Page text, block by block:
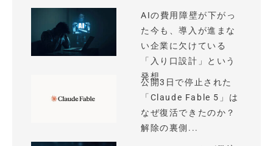
AIの費用障壁が下がっ
た今も、導入が進まな
い企業に欠けている
「入り口設計」という
発想
公開3日で停止された
「Claude Fable 5」は
なぜ復活できたのか？
解除の裏側...